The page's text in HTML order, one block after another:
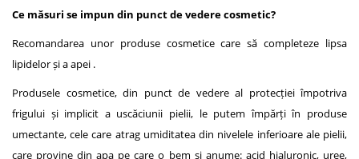
Ce măsuri se impun din punct de vedere cosmetic?
Recomandarea unor produse cosmetice care să completeze lipsa
lipidelor și a apei .
Produsele cosmetice, din punct de vedere al protecției împotriva
frigului și implicit a uscăciunii pielii, le putem împărți în produse
umectante, cele care atrag umiditatea din nivelele inferioare ale pielii,
care provine din apa pe care o bem și anume: acid hialuronic, uree,